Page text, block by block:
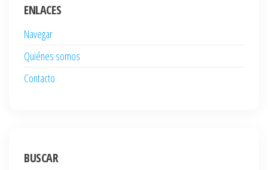
ENLACES
Navegar
Quiénes somos
Contacto
BUSCAR